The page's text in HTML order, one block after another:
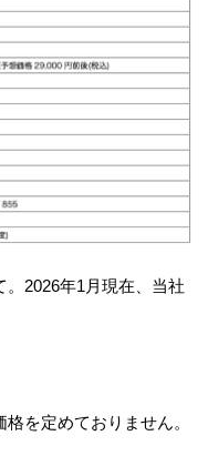
2026年1月現在、当社
を定めておりません。